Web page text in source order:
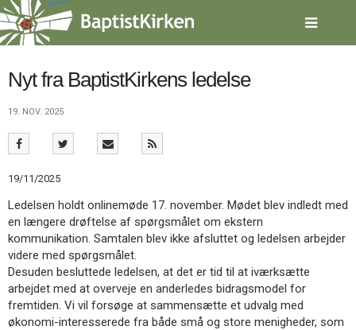
Spring
menu
over
gå
indholdVend
forsiden
1.0:
Forside
3.0:
Kalender
4.0:
Inspiration
5.0:
Værktøjskassen
6.0:
Mission
7.0:
Om
BaptistKirken
8.0:
Kontakt
Nyt fra BaptistKirkens ledelse
19. NOV. 2025
19/11/2025
Ledelsen holdt onlinemøde 17. november. Mødet blev indledt med
en længere drøftelse af spørgsmålet om ekstern
kommunikation. Samtalen blev ikke afsluttet og ledelsen arbejder
videre med spørgsmålet.
Desuden besluttede ledelsen, at det er tid til at iværksætte
arbejdet med at overveje en anderledes bidragsmodel for
fremtiden. Vi vil forsøge at sammensætte et udvalg med
økonomi-interesserede fra både små og store menigheder, som